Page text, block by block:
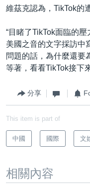
維茲克認為，TikTok的
“目睹了TikTok面臨的
美國之音的文字採訪中
問題的話，為什麼還要
等著，看看TikTok接下
分享
This item is part of
中國 國際 文
相關內容